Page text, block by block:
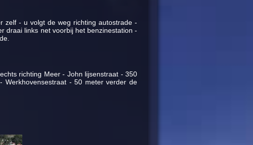
zelf - u volgt de weg richting autostrade -
draai links net voorbij het benzinestation -
richting Meer - John lijsenstraat - 350
Werkhovensestraat - 50 meter verder de